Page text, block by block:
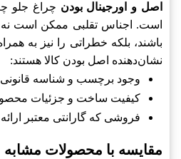
اصل و اورجینال بودن
است. اجناس تقلبی ممکن است نه
باشند، بلکه خطراتی را نیز به
نشان‌دهنده اصل بودن کالا هستند:
وجود برچسب و شناسه قانونی
کیفیت ساخت و جزئیات
فروشی که گارانتی معتبر
مقایسه با محصولات مشابه